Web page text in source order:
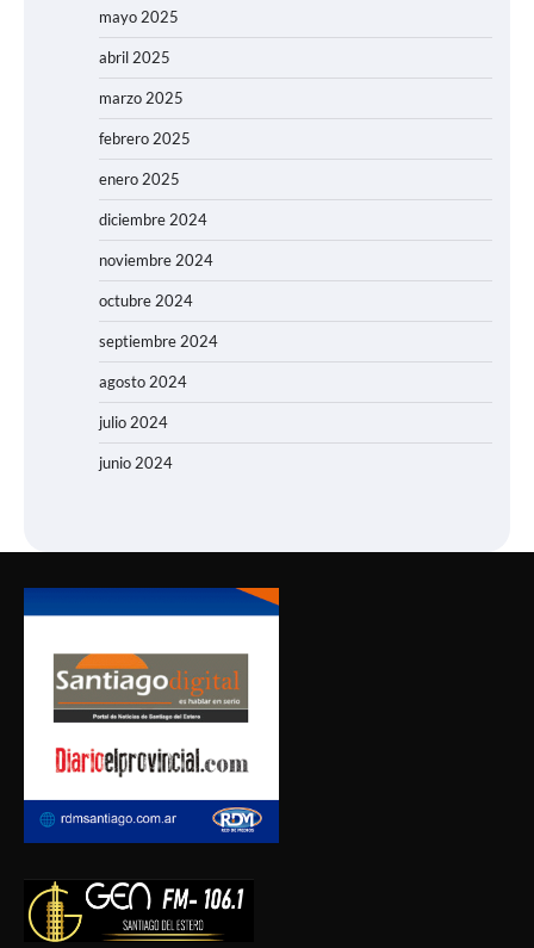
mayo 2025
abril 2025
marzo 2025
febrero 2025
enero 2025
diciembre 2024
noviembre 2024
octubre 2024
septiembre 2024
agosto 2024
julio 2024
junio 2024